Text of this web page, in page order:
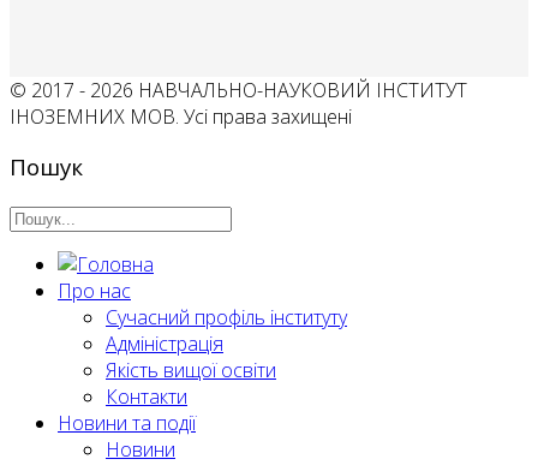
© 2017 - 2026 НАВЧАЛЬНО-НАУКОВИЙ ІНСТИТУТ
ІНОЗЕМНИХ МОВ. Усі права захищені
Пошук
Про нас
Сучасний профіль інституту
Адміністрація
Якість вищої освіти
Контакти
Новини та події
Новини